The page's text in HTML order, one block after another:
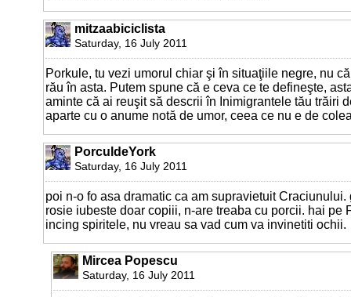
mitzaabiciclista
Saturday, 16 July 2011
Porkule, tu vezi umorul chiar şi în situaţiile negre, nu
rău în asta. Putem spune că e ceva ce te defineşte,
aminte că ai reuşit să descrii în Inimigrantele tău trăiri
aparte cu o anume notă de umor, ceea ce nu e de
PorculdeYork
Saturday, 16 July 2011
poi n-o fo asa dramatic ca am supravietuit
rosie iubeste doar copiii, n-are treaba cu porcii. hai pe
incing spiritele, nu vreau sa vad cum va invinetiti ochii.
Mircea Popescu
Saturday, 16 July 2011